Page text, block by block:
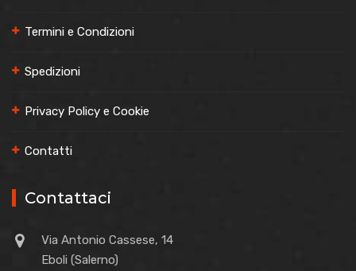
Termini e Condizioni
Spedizioni
Privacy Policy e Cookie
Contatti
Contattaci
Via Antonio Cassese, 14
Eboli (Salerno)